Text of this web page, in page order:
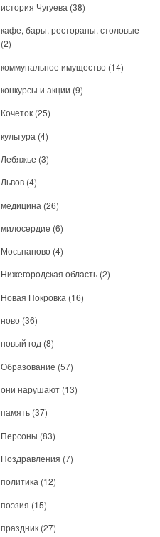
история Чугуева (38)
кафе, бары, рестораны, столовые
(2)
коммунальное имущество (14)
конкурсы и акции (9)
Кочеток (25)
культура (4)
Лебяжье (3)
Львов (4)
медицина (26)
милосердие (6)
Мосьпаново (4)
Нижегородская область (2)
Новая Покровка (16)
ново (36)
новый год (8)
Образование (57)
они нарушают (13)
память (37)
Персоны (83)
Поздравления (7)
политика (12)
поэзия (15)
праздник (27)